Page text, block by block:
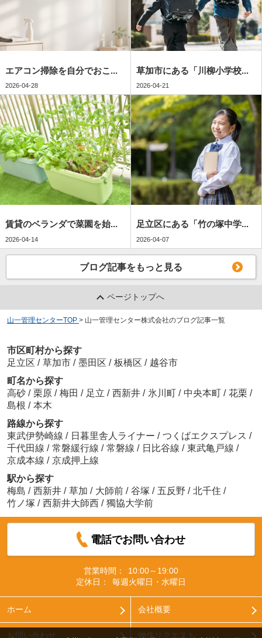
エアコン掃除を自分でおこ...
2026-04-28
草加市にある「川柳小学校...
2026-04-21
賃貸のベランダで菜園を始...
2026-04-14
足立区にある「竹の塚中学...
2026-04-07
ブログ記事をもっと見る
ページトップへ
山一管理センターTOP > 山一管理センター株式会社のブログ記事一覧
市区町村から探す
足立区 / 草加市 / 墨田区 / 板橋区 / 越谷市
町名から探す
高砂 / 栗原 / 梅田 / 足立 / 西新井 / 氷川町 / 中央本町 / 花栗 /
島根 / 本木
路線から探す
東武伊勢崎線 / 日暮里舎人ライナー / つくばエクスプレス /
千代田線 / 常磐緩行線 / 常磐線 / 日比谷線 / 東武亀戸線 /
京成本線 / 京成押上線
駅から探す
梅島 / 西新井 / 草加 / 大師前 / 谷塚 / 五反野 / 北千住 /
竹ノ塚 / 西新井大師西 / 獨協大学前
電話でお問い合わせ
営業時間：
10:00～19:00
定休日：
毎週火曜日・水曜日
ホーム 会社概要
お問い合わせ 物件リクエスト